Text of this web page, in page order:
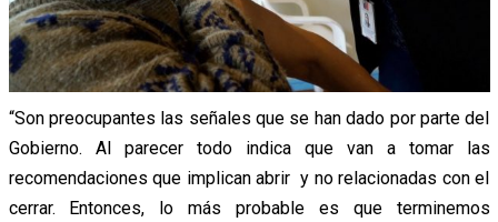
“Son preocupantes las señales que se han dado por parte del
Gobierno. Al parecer todo indica que van a tomar las
recomendaciones que implican abrir y no relacionadas con el
cerrar. Entonces, lo más probable es que terminemos